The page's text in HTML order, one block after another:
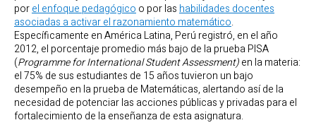
porel enfoque pedagógico o por las habilidades docentes
asociadas a activar el razonamiento matemático.
Específicamente en América Latina, Perú registró, en el año
2012, el porcentaje promedio más bajo de la prueba PISA
(Programme for International Student Assessment)en la materia:
el 75% de sus estudiantes de 15 años tuvieron un bajo
desempeño en la prueba de Matemáticas, alertando así de la
necesidad de potenciar las acciones públicas y privadas para el
fortalecimiento de la enseñanza de esta asignatura.